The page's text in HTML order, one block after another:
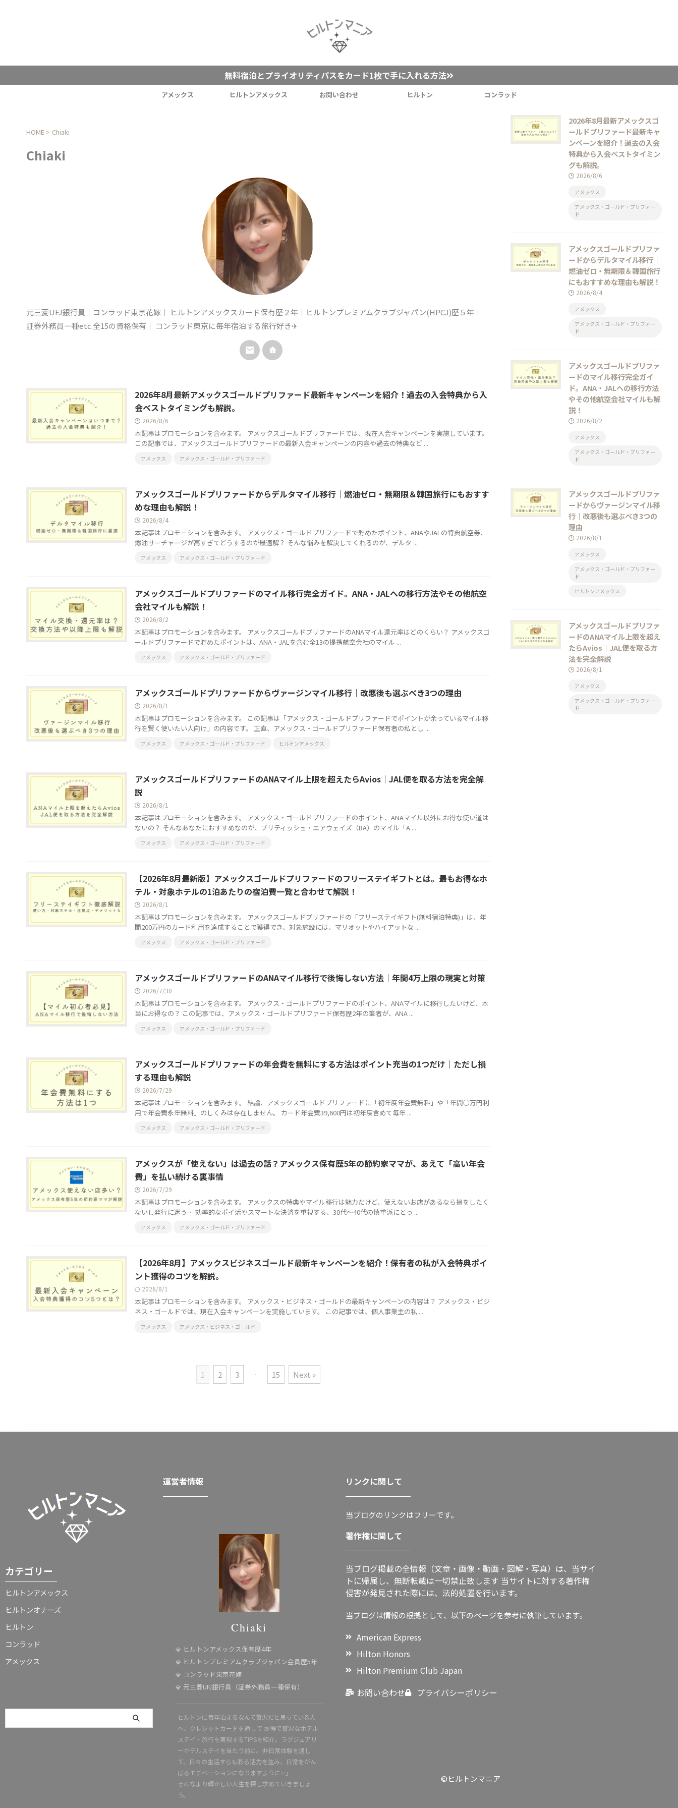
無料宿泊とプライオリティパスをカード1枚で手に入れる方法
アメックス ヒルトンアメックス お問い合わせ ヒルトン コンラッド
HOME > Chiaki
Chiaki
元三菱UFJ銀行員｜コンラッド東京花嫁｜ ヒルトンアメックスカード保有歴２年｜ヒルトンプレミアムクラブジャパン(HPCJ)歴５年｜
証券外務員一種etc.全15の資格保有｜ コンラッド東京に毎年宿泊する旅行好き✈
2026年8月最新アメックスゴールドプリファード最新キャンペーンを紹介！過去の入会特典から入
会ベストタイミングも解説。
2026/8/6
本記事はプロモーションを含みます。 アメックスゴールドプリファードでは、現在入会キャンペーンを実施しています。
この記事では、アメックスゴールドプリファードの最新入会キャンペーンの内容や過去の特典など ...
アメックス アメックス・ゴールド・プリファード
アメックスゴールドプリファードからデルタマイル移行｜燃油ゼロ・無期限＆韓国旅行にもおすす
めな理由も解説！
2026/8/4
本記事はプロモーションを含みます。 アメックス・ゴールドプリファードで貯めたポイント、ANAやJALの特典航空券、
燃油サーチャージが高すぎてどうするのが最適解？ そんな悩みを解決してくれるのが、デルタ ...
アメックス アメックス・ゴールド・プリファード
アメックスゴールドプリファードのマイル移行完全ガイド。ANA・JALへの移行方法やその他航空
会社マイルも解説！
2026/8/2
本記事はプロモーションを含みます。 アメックスゴールドプリファードのANAマイル還元率はどのくらい？ アメックスゴ
ールドプリファードで貯めたポイントは、ANA・JALを含む全13の提携航空会社のマイル ...
アメックス アメックス・ゴールド・プリファード
アメックスゴールドプリファードからヴァージンマイル移行｜改悪後も選ぶべき3つの理由
2026/8/1
本記事はプロモーションを含みます。 この記事は「アメックス・ゴールドプリファードでポイントが余っているマイル移
行を賢く使いたい人向け」の内容です。 正直、アメックス・ゴールドプリファード保有者の私とし ...
アメックス アメックス・ゴールド・プリファード ヒルトンアメックス
アメックスゴールドプリファードのANAマイル上限を超えたらAvios｜JAL便を取る方法を完全解
説
2026/8/1
本記事はプロモーションを含みます。 アメックス・ゴールドプリファードのポイント、ANAマイル以外にお得な使い道は
ないの？ そんなあなたにおすすめなのが、ブリティッシュ・エアウェイズ（BA）のマイル「A ...
アメックス アメックス・ゴールド・プリファード
【2026年8月最新版】アメックスゴールドプリファードのフリーステイギフトとは。最もお得なホ
テル・対象ホテルの1泊あたりの宿泊費一覧と合わせて解説！
2026/8/1
本記事はプロモーションを含みます。 アメックスゴールドプリファードの「フリーステイギフト(無料宿泊特典)」は、年
間200万円のカード利用を達成することで獲得でき、対象施設には、マリオットやハイアットな ...
アメックス アメックス・ゴールド・プリファード
アメックスゴールドプリファードのANAマイル移行で後悔しない方法｜年間4万上限の現実と対策
2026/7/30
本記事はプロモーションを含みます。 アメックス・ゴールドプリファードのポイント、ANAマイルに移行したいけど、本
当にお得なの？ この記事では、アメックス・ゴールドプリファード保有歴2年の筆者が、ANA ...
アメックス アメックス・ゴールド・プリファード
アメックスゴールドプリファードの年会費を無料にする方法はポイント充当の1つだけ｜ただし損
する理由も解説
2026/7/29
本記事はプロモーションを含みます。 結論、アメックスゴールドプリファードに「初年度年会費無料」や「年間○万円利
用で年会費永年無料」のしくみは存在しません。 カード年会費39,600円は初年度含めて毎年 ...
アメックス アメックス・ゴールド・プリファード
アメックスが「使えない」は過去の話？アメックス保有歴5年の節約家ママが、あえて「高い年会
費」を払い続ける裏事情
2026/7/29
本記事はプロモーションを含みます。 アメックスの特典やマイル移行は魅力だけど、使えないお店があるなら損をしたく
ないし発行に迷う… 効率的なポイ活やスマートな決済を重視する、30代〜40代の慎重派にとっ ...
アメックス アメックス・ゴールド・プリファード
【2026年8月】アメックスビジネスゴールド最新キャンペーンを紹介！保有者の私が入会特典ポイ
ント獲得のコツを解説。
2026/8/1
本記事はプロモーションを含みます。 アメックス・ビジネス・ゴールドの最新キャンペーンの内容は？ アメックス・ビジ
ネス・ゴールドでは、現在入会キャンペーンを実施しています。 この記事では、個人事業主の私 ...
アメックス アメックス・ビジネス・ゴールド
1 2 3 … 15 Next »
2026年8月最新アメックスゴ
ールドプリファード最新キャ
ンペーンを紹介！過去の入会
特典から入会ベストタイミン
グも解説。
2026/8/6
アメックス
アメックス・ゴールド・プリファー
ド
アメックスゴールドプリファ
ードからデルタマイル移行｜
燃油ゼロ・無期限＆韓国旅行
にもおすすめな理由も解説！
2026/8/4
アメックス
アメックス・ゴールド・プリファー
ド
アメックスゴールドプリファ
ードのマイル移行完全ガイ
ド。ANA・JALへの移行方法
やその他航空会社マイルも解
説！
2026/8/2
アメックス
アメックス・ゴールド・プリファー
ド
アメックスゴールドプリファ
ードからヴァージンマイル移
行｜改悪後も選ぶべき3つの
理由
2026/8/1
アメックス
アメックス・ゴールド・プリファー
ド
ヒルトンアメックス
アメックスゴールドプリファ
ードのANAマイル上限を超え
たらAvios｜JAL便を取る方
法を完全解説
2026/8/1
アメックス
アメックス・ゴールド・プリファー
ド
カテゴリー
ヒルトンアメックス
ヒルトンオナーズ
ヒルトン
コンラッド
アメックス
運営者情報
Chiaki
ヒルトンアメックス保有歴4年
ヒルトンプレミアムクラブジャパン会員歴5年
コンラッド東京花嫁
元三菱UFJ銀行員（証券外務員一種保有）
ヒルトンに毎年泊まるなんて贅沢だと思っている人
へ、クレジットカードを通して お得で贅沢なホテル
ステイ・旅行を実現するTIPSを紹介。ラグジュアリ
ーホテルステイを当たり前に。非日常体験を通し
て、日々の生活すらも彩る活力を生み、日常をがん
ばるモチベーションになりますように✨」
そんなより輝かしい人生を探し求めていきましょ
う。
リンクに関して
当ブログのリンクはフリーです。
著作権に関して
当ブログ掲載の全情報（文章・画像・動画・図解・写真）は、当サイ
トに帰属し、無断転載は一切禁止致します 当サイトに対する著作権
侵害が発見された際には、法的処置を行います。
当ブログは情報の根拠として、以下のページを参考に執筆しています。
American Express
Hilton Honors
Hilton Premium Club Japan
お問い合わせ
プライバシーポリシー
©ヒルトンマニア